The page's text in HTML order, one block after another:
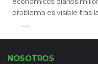
problema es visible tras
Leer Más
NOSOTROS